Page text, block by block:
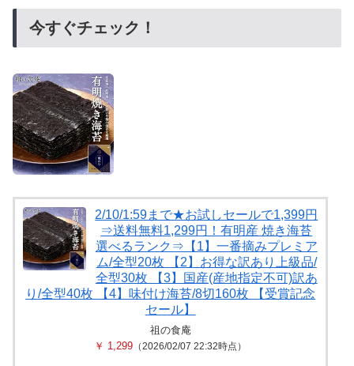
今すぐチェック！
2/10/1:59まで★お試しセールで1,399円
⇒送料無料1,299円！有明産 焼き海苔
選べるランク⇒【1】一番摘みプレミア
ム/全型20枚 【2】お得な訳あり上級品/
全型30枚 【3】国産(産地指定不可)訳あ
り/全型40枚 【4】味付け海苔/8切160枚 【受賞記念
セール】
祖の食庵
￥ 1,299 （2026/02/07 22:32時点）